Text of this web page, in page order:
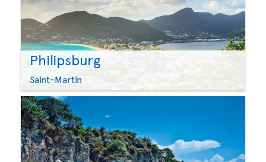
Philipsburg
Saint-Martin